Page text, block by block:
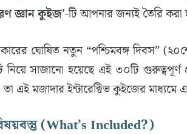
জ্ঞান কুইজ’-টি আপনার জন্যই তৈরি করা
ঘোষিত নতুন “পশ্চিমবঙ্গ দিবস”
নিয়ে সাজানো হয়েছে এই ৩০টি
এই মজাদার ইন্টারেক্টিভ কুইজের মাধ্যমে
(What’s Included?)